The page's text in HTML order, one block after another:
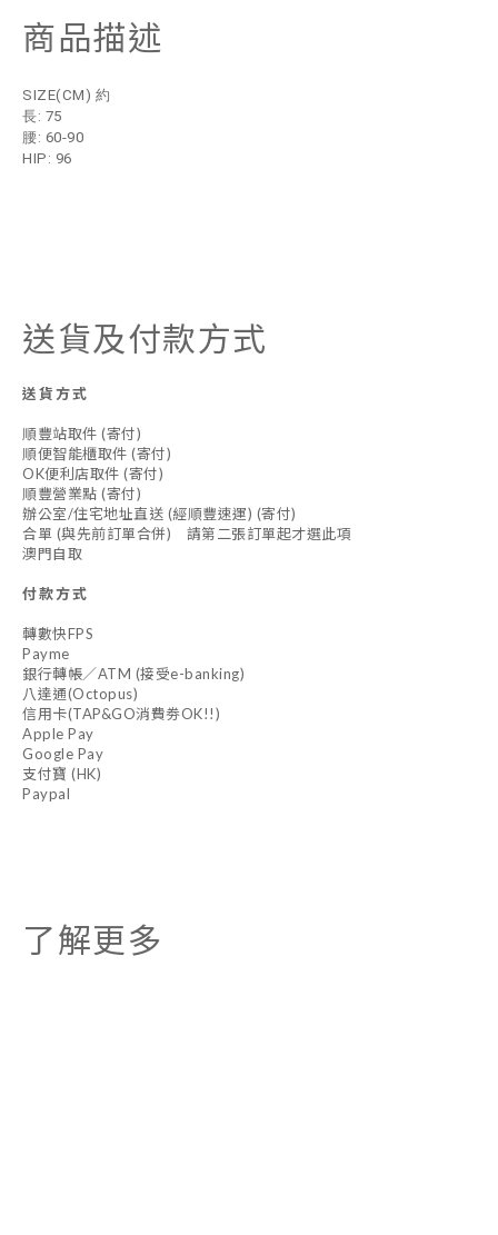
商品描述
SIZE(CM) 約
長: 75
腰: 60-90
HIP: 96
送貨及付款方式
送貨方式
順豐站取件 (寄付)
順便智能櫃取件 (寄付)
OK便利店取件 (寄付)
順豐營業點 (寄付)
辦公室/住宅地址直送 (經順豐速運) (寄付)
合單 (與先前訂單合併) 請第二張訂單起才選此項
澳門自取
付款方式
轉數快FPS
Payme
銀行轉帳／ATM (接受e-banking)
八達通(Octopus)
信用卡(TAP&GO消費劵OK!!)
Apple Pay
Google Pay
支付寶 (HK)
Paypal
了解更多